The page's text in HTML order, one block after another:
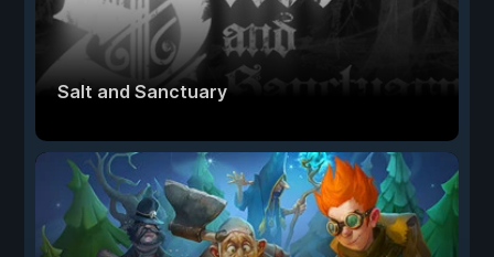
Salt and Sanctuary